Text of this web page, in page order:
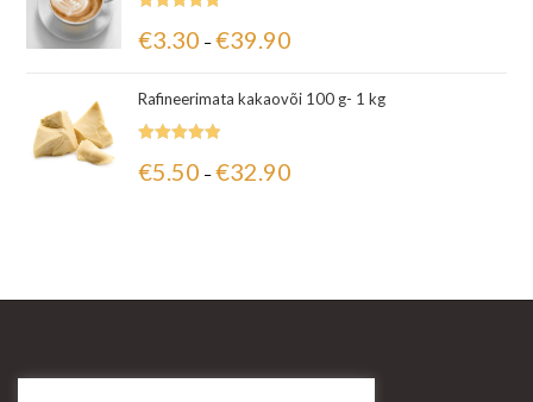
5.00/ 5
€3.30 – €39.90
Rafineerimata kakaovõi 100 g- 1 kg
5.00 / 5
€5.50 – €32.90